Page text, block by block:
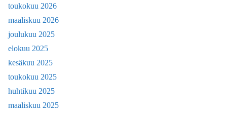
toukokuu 2026
maaliskuu 2026
joulukuu 2025
elokuu 2025
kesäkuu 2025
toukokuu 2025
huhtikuu 2025
maaliskuu 2025